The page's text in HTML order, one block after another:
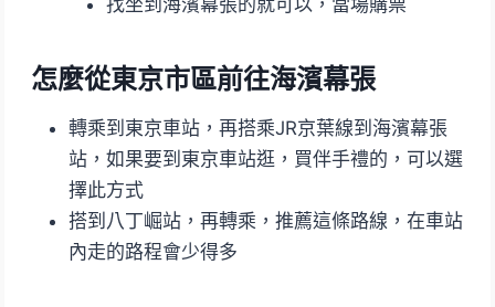
怎麼從東京市區前往海濱幕張
轉乘到東京車站，再搭乘JR京葉線到海濱幕張
站，如果要到東京車站逛，買伴手禮的，可以選
擇此方式
搭到八丁崛站，再轉乘，推薦這條路線，在車站
內走的路程會少得多